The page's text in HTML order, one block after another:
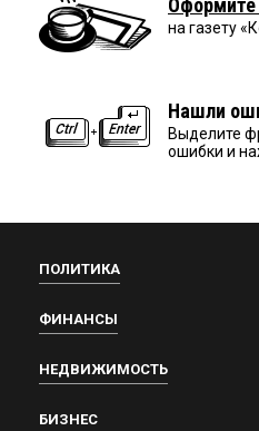
Оформите
на газету
Нашли
Выделите
ошибки и
ПОЛИТИКА
ФИНАНСЫ
НЕДВИЖИМОСТЬ
БИЗНЕС